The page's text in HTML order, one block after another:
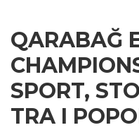
QARABAĞ
SPORT,
TRA I